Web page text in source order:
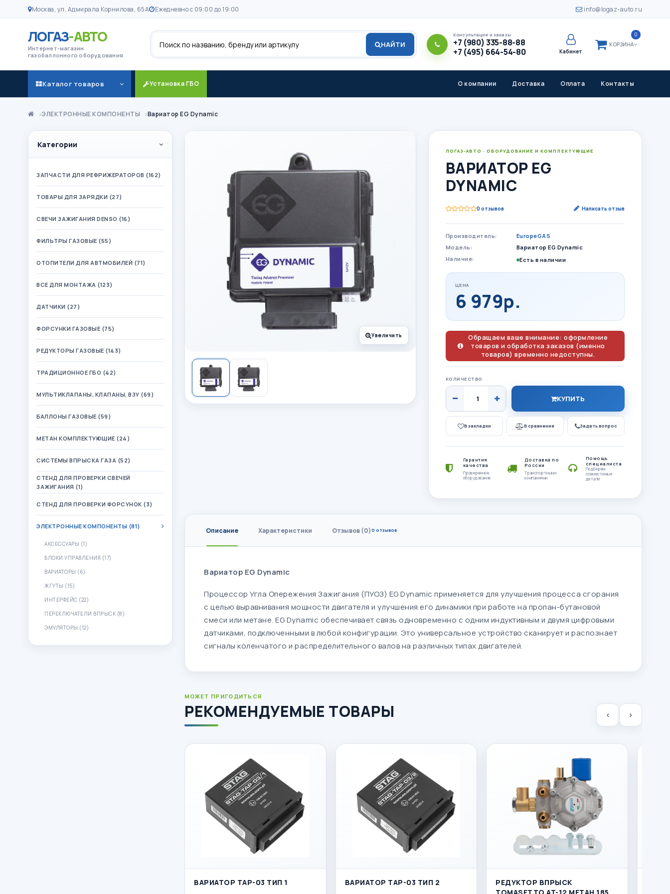
Москва, ул. Адмирала Корнилова, 65А Ежедневно с 09:00 до 19:00 info@logaz-auto.ru
ЛОГАЗ-АВТО
Интернет-магазин
газобаллонного оборудования
НАЙТИ
Консультация и заказы
+7 (980) 335-88-88
+7 (495) 664-54-80
Кабинет
КОРЗИНА
0
Каталог товаров Установка ГБО О компании Доставка Оплата Контакты
ЭЛЕКТРОННЫЕ КОМПОНЕНТЫ Вариатор EG Dynamic
Категории
ЗАПЧАСТИ ДЛЯ РЕФРИЖЕРАТОРОВ (162)
ТОВАРЫ ДЛЯ ЗАРЯДКИ (27)
СВЕЧИ ЗАЖИГАНИЯ DENSO (16)
ФИЛЬТРЫ ГАЗОВЫЕ (55)
ОТОПИТЕЛИ ДЛЯ АВТМОБИЛЕЙ (71)
ВСЕ ДЛЯ МОНТАЖА (123)
ДАТЧИКИ (27)
ФОРСУНКИ ГАЗОВЫЕ (75)
РЕДУКТОРЫ ГАЗОВЫЕ (143)
ТРАДИЦИОННОЕ ГБО (42)
МУЛЬТИКЛАПАНЫ, КЛАПАНЫ, ВЗУ (69)
БАЛЛОНЫ ГАЗОВЫЕ (59)
МЕТАН КОМПЛЕКТУЮЩИЕ (24)
СИСТЕМЫ ВПРЫСКА ГАЗА (52)
СТЕНД ДЛЯ ПРОВЕРКИ СВЕЧЕЙ
ЗАЖИГАНИЯ (1)
СТЕНД ДЛЯ ПРОВЕРКИ ФОРСУНОК (3)
ЭЛЕКТРОННЫЕ КОМПОНЕНТЫ (81)
АКСЕССУАРЫ (1)
БЛОКИ УПРАВЛЕНИЯ (17)
ВАРИАТОРЫ (6)
ЖГУТЫ (15)
ИНТЕРФЕЙС (22)
ПЕРЕКЛЮЧАТЕЛИ ВПРЫСК (8)
ЭМУЛЯТОРЫ (12)
Увеличить
ЛОГАЗ-АВТО · ОБОРУДОВАНИЕ И КОМПЛЕКТУЮЩИЕ
ВАРИАТОР EG
DYNAMIC
0 отзывов Написать отзыв
Производитель:
EuropeGAS
Модель:
Вариатор EG Dynamic
Наличие:
Есть в наличии
ЦЕНА
6 979р.
Обращаем ваше внимание: оформление
товаров и обработка заказов (именно
товаров) временно недоступны.
КОЛИЧЕСТВО
КУПИТЬ
В закладки В сравнение Задать вопрос
Гарантия
качества
Проверенное
оборудование
Доставка по
России
Транспортными
компаниями
Помощь
специалиста
Подберём
совместимые
детали
Описание Характеристики Отзывов (0)0 отзывов
Вариатор EG Dynamic
Процессор Угла Опережения Зажигания (ПУОЗ) EG Dynamic применяется для улучшения процесса сгорания
с целью выравнивания мощности двигателя и улучшения его динамики при работе на пропан-бутановой
смеси или метане. EG Dynamic обеспечивает связь одновременно с одним индуктивным и двумя цифровыми
датчиками, подключенными в любой конфигурации. Это универсальное устройство сканирует и распознает
сигналы коленчатого и распределительного валов на различных типах двигателей.
МОЖЕТ ПРИГОДИТЬСЯ
РЕКОМЕНДУЕМЫЕ ТОВАРЫ
ВАРИАТОР TAP-03 ТИП 1 ВАРИАТОР TAP-03 ТИП 2
РЕДУКТОР ВПРЫСК